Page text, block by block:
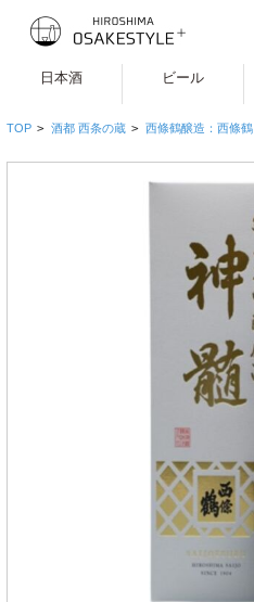
日本酒 ビール
TOP > 酒都 西条の蔵 > 西條鶴醸造：西條鶴